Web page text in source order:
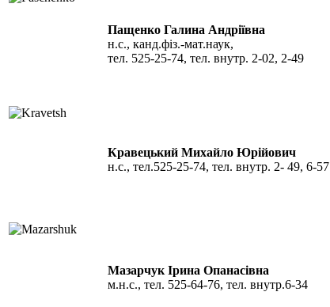
Пащенко Галина Андріївна
н.с., канд.фіз.-мат.наук,
тел. 525-25-74, тел. внутр. 2-02, 2-49
Кравецький Михайло Юрійович
н.с., тел.525-25-74, тел. внутр. 2- 49, 6-57
Мазарчук Ірина Опанасівна
м.н.с., тел. 525-64-76, тел. внутр.6-34